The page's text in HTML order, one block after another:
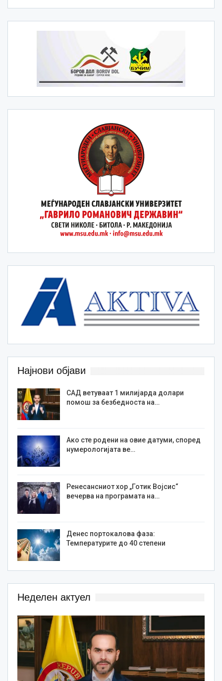
Најнови објави
САД ветуваат 1 милијарда долари
помош за безбедноста на…
Ако сте родени на овие датуми, според
нумерологијата ве…
Ренесансниот хор „Готик Војсис“
вечерва на програмата на…
Денес портокалова фаза:
Температурите до 40 степени
Неделен актуел